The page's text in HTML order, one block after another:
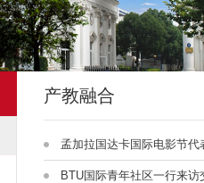
产教融合
孟加拉国达卡国际电影节
BTU国际青年社区一行来访